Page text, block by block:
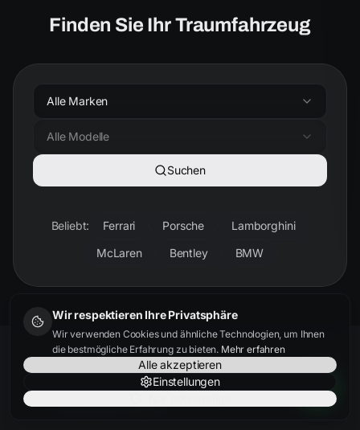
Wir respektieren Ihre Privatsphäre
Wir verwenden Cookies und ähnliche Technologien, um Ihnen
die bestmögliche Erfahrung zu bieten. Mehr erfahren
Alle akzeptieren
Einstellungen
Finden Sie Ihr Traumfahrzeug
Alle Marken
Alle Modelle
Suchen
Beliebt: Ferrari Porsche
Lamborghini
McLaren
Bentley BMW
KUNDENSTIMMEN